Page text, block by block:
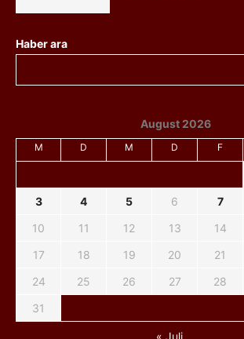
Haber ara
August 2026
M D M D F
3
4 5 6 7
10
11 12 13 14
17
18 19 20 21
24
25 26 27 28
31